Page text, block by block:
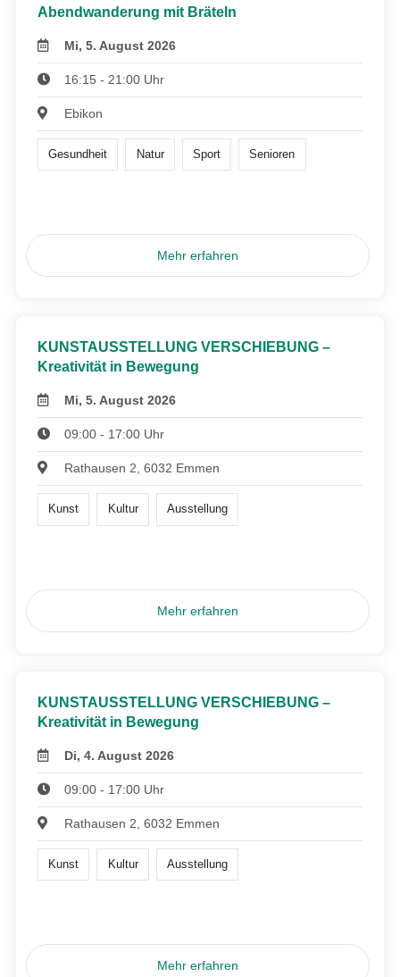
Abendwanderung mit Bräteln
Mi, 5. August 2026
16:15 - 21:00 Uhr
Ebikon
Gesundheit Natur Sport Senioren
Mehr erfahren
KUNSTAUSSTELLUNG VERSCHIEBUNG –
Kreativität in Bewegung
Mi, 5. August 2026
09:00 - 17:00 Uhr
Rathausen 2, 6032 Emmen
Kunst Kultur Ausstellung
Mehr erfahren
KUNSTAUSSTELLUNG VERSCHIEBUNG –
Kreativität in Bewegung
Di, 4. August 2026
09:00 - 17:00 Uhr
Rathausen 2, 6032 Emmen
Kunst Kultur Ausstellung
Mehr erfahren